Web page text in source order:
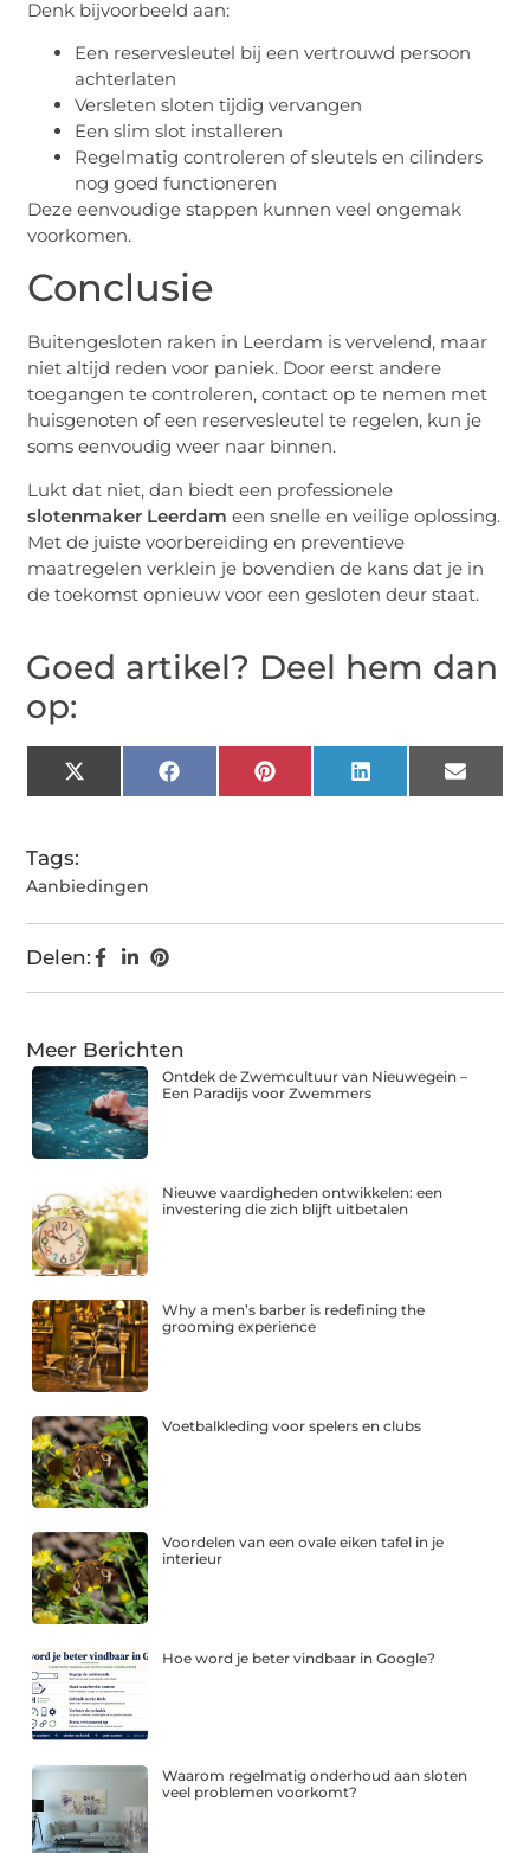
Denk bijvoorbeeld aan:
Een reservesleutel bij een vertrouwd persoon
achterlaten
Versleten sloten tijdig vervangen
Een slim slot installeren
Regelmatig controleren of sleutels en cilinders
nog goed functioneren
Deze eenvoudige stappen kunnen veel ongemak
voorkomen.
Conclusie
Buitengesloten raken in Leerdam is vervelend, maar
niet altijd reden voor paniek. Door eerst andere
toegangen te controleren, contact op te nemen met
huisgenoten of een reservesleutel te regelen, kun je
soms eenvoudig weer naar binnen.
Lukt dat niet, dan biedt een professionele
slotenmaker Leerdam een snelle en veilige oplossing.
Met de juiste voorbereiding en preventieve
maatregelen verklein je bovendien de kans dat je in
de toekomst opnieuw voor een gesloten deur staat.
Goed artikel? Deel hem dan
op:
X
(Twitter)
FacebookPinterestLinkedIn Email
Tags:
Aanbiedingen
Delen:
Meer Berichten
Ontdek de Zwemcultuur van Nieuwegein –
Een Paradijs voor Zwemmers
Nieuwe vaardigheden ontwikkelen: een
investering die zich blijft uitbetalen
Why a men’s barber is redefining the
grooming experience
Voetbalkleding voor spelers en clubs
Voordelen van een ovale eiken tafel in je
interieur
Hoe word je beter vindbaar in Google?
Waarom regelmatig onderhoud aan sloten
veel problemen voorkomt?